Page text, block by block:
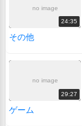
no image
24:35
その他
no image
29:27
ゲーム